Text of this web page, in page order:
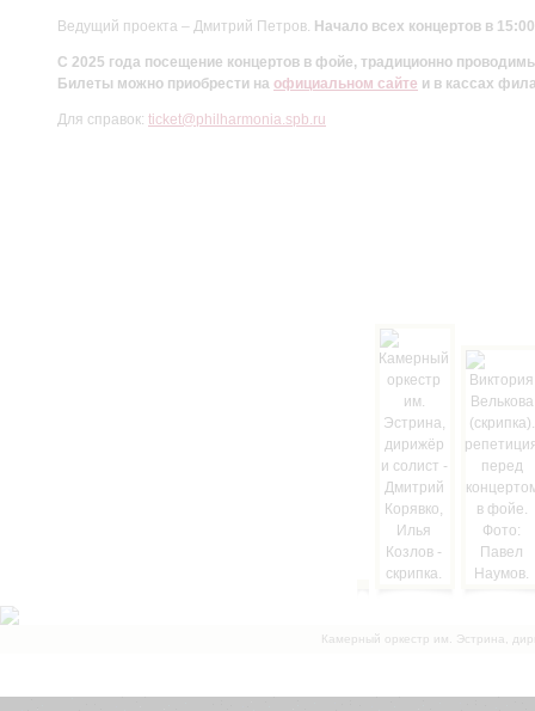
Ведущий проекта – Дмитрий Петров. Начало всех концертов в
С 2025 года посещение концертов в фойе, традиционно
Билеты можно приобрести на официальном сайте и в кассах
Для справок: ticket@philharmonia.spb.ru
Камерный оркестр им. Эстрина,